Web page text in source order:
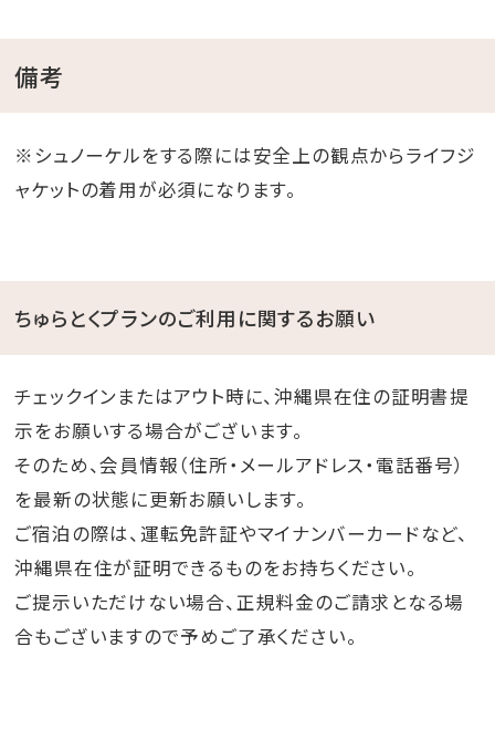
備考
※シュノーケルをする際には安全上の観点からライフジ
ャケットの着用が必須になります。
ちゅらとくプランのご利用に関するお願い
チェックインまたはアウト時に、沖縄県在住の証明書提
示をお願いする場合がございます。
そのため、会員情報（住所・メールアドレス・電話番号）
を最新の状態に更新お願いします。
ご宿泊の際は、運転免許証やマイナンバーカードなど、
沖縄県在住が証明できるものをお持ちください。
ご提示いただけない場合、正規料金のご請求となる場
合もございますので予めご了承ください。